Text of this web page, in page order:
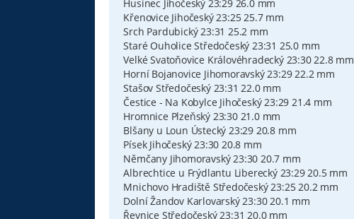
Husinec Jihočeský 23:29 26.0 mm
Křenovice Jihočeský 23:25 25.7 mm
Srch Pardubický 23:31 25.2 mm
Staré Ouholice Středočeský 23:31 25.0 mm
Velké Svatoňovice Královéhradecký 23:30 22.8 mm
Horní Bojanovice Jihomoravský 23:29 22.2 mm
Stašov Středočeský 23:31 22.0 mm
Čestice - Na Kobylce Jihočeský 23:29 21.4 mm
Hromnice Plzeňský 23:30 21.0 mm
Blšany u Loun Ústecký 23:29 20.8 mm
Písek Jihočeský 23:30 20.8 mm
Němčany Jihomoravský 23:30 20.7 mm
Albrechtice u Frýdlantu Liberecký 23:29 20.5 mm
Mnichovo Hradiště Středočeský 23:25 20.2 mm
Dolní Žandov Karlovarský 23:30 20.1 mm
Řevnice Středočeský 23:31 20.0 mm